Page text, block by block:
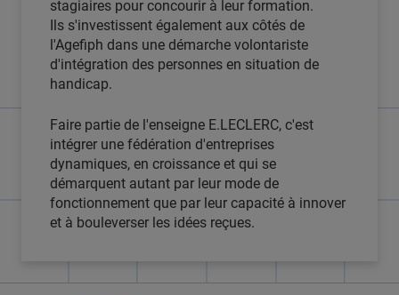
stagiaires pour concourir à leur formation.
Ils s'investissent également aux côtés de
l'Agefiph dans une démarche volontariste
d'intégration des personnes en situation de
handicap.
Faire partie de l'enseigne E.LECLERC, c'est
intégrer une fédération d'entreprises
dynamiques, en croissance et qui se
démarquent autant par leur mode de
fonctionnement que par leur capacité à innover
et à bouleverser les idées reçues.